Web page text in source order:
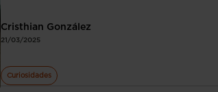
Cristhian González
21/03/2025
Curiosidades